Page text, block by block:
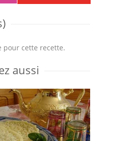
pour cette recette.
aussi